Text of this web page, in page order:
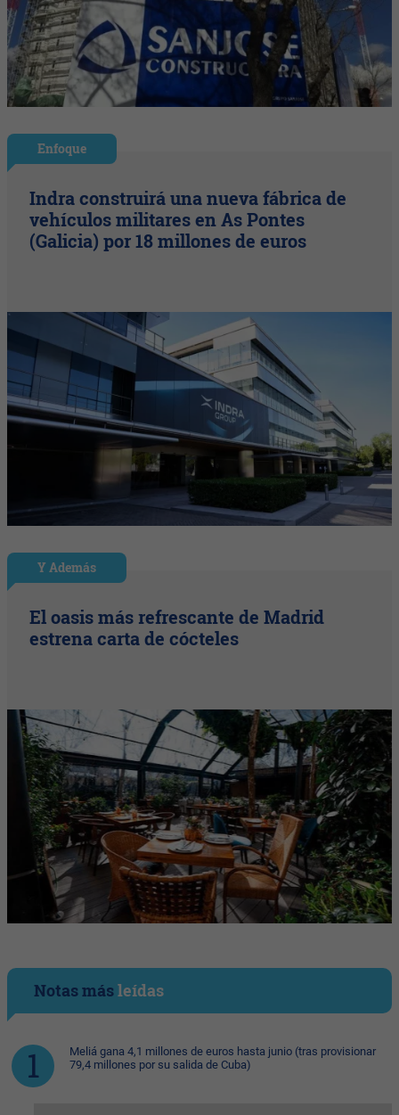
Enfoque
Indra construirá una nueva fábrica de
vehículos militares en As Pontes
(Galicia) por 18 millones de euros
Y Además
El oasis más refrescante de Madrid
estrena carta de cócteles
Notas másleídas
Meliá gana 4,1 millones de euros hasta junio (tras provisionar
79,4 millones por su salida de Cuba)